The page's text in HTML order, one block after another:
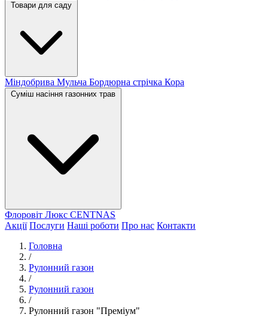
Товари для саду
Міндобрива Мульча Бордюрна стрічка Кора
Суміш насіння газонних трав
Флоровіт Люкс СENTNAS
Акції Послуги Наші роботи Про нас Контакти
Головна
/
Рулонний газон
/
Рулонний газон
/
Рулонний газон "Преміум"